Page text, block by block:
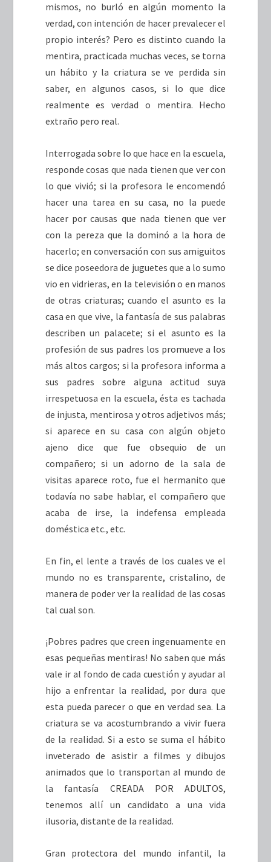
mismos, no burló en algún momento la
verdad, con intención de hacer prevalecer el
propio interés? Pero es distinto cuando la
mentira, practicada muchas veces, se torna
un hábito y la criatura se ve perdida sin
saber, en algunos casos, si lo que dice
realmente es verdad o mentira. Hecho
extraño pero real.
Interrogada sobre lo que hace en la escuela,
responde cosas que nada tienen que ver con
lo que vivió; si la profesora le encomendó
hacer una tarea en su casa, no la puede
hacer por causas que nada tienen que ver
con la pereza que la dominó a la hora de
hacerlo; en conversación con sus amiguitos
se dice poseedora de juguetes que a lo sumo
vio en vidrieras, en la televisión o en manos
de otras criaturas; cuando el asunto es la
casa en que vive, la fantasía de sus palabras
describen un palacete; si el asunto es la
profesión de sus padres los promueve a los
más altos cargos; si la profesora informa a
sus padres sobre alguna actitud suya
irrespetuosa en la escuela, ésta es tachada
de injusta, mentirosa y otros adjetivos más;
si aparece en su casa con algún objeto
ajeno dice que fue obsequio de un
compañero; si un adorno de la sala de
visitas aparece roto, fue el hermanito que
todavía no sabe hablar, el compañero que
acaba de irse, la indefensa empleada
doméstica etc., etc.
En fin, el lente a través de los cuales ve el
mundo no es transparente, cristalino, de
manera de poder ver la realidad de las cosas
tal cual son.
¡Pobres padres que creen ingenuamente en
esas pequeñas mentiras! No saben que más
vale ir al fondo de cada cuestión y ayudar al
hijo a enfrentar la realidad, por dura que
esta pueda parecer o que en verdad sea. La
criatura se va acostumbrando a vivir fuera
de la realidad. Si a esto se suma el hábito
inveterado de asistir a filmes y dibujos
animados que lo transportan al mundo de
la fantasía CREADA POR ADULTOS,
tenemos allí un candidato a una vida
ilusoria, distante de la realidad.
Gran protectora del mundo infantil, la